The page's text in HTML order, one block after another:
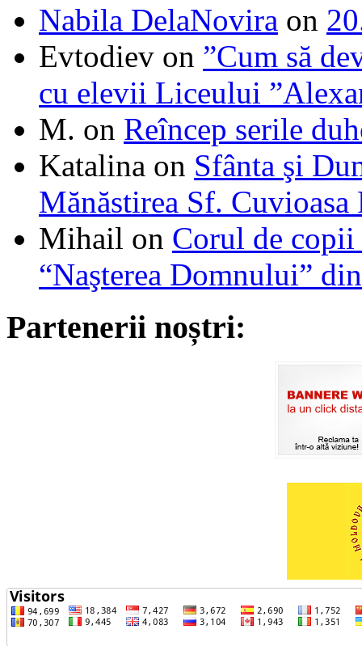
Nabila DelaNovira on
Evtodiev on ”Cum să
cu elevii Liceului
M. on Reîncep serile
Katalina on Sfânta şi
Mănăstirea Sf. Cuvioasa
Mihail on Corul de
“Naşterea Domnului”
Partenerii noștri: